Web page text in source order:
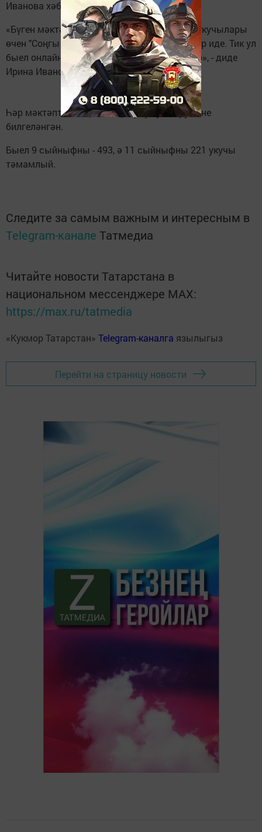
Иванова хәбәр итте.
«Бүген мәктәпләрдә чыгарылыш сыйныф укучылары
өчен "Соңгы кыңгырау" бәйрәме узган булыр иде. Тик ул
быел онлайн форматта гына узарга мәҗбүр», - диде
Ирина Иванова.
Һәр мәктәптә «Соңгы кыңгырау» уздыру көне
билгеләнгән.
Быел 9 сыйныфны - 493, ә 11 сыйныфны 221 укучы
тәмамлый.
Следите за самым важным и интересным в
Telegram-канале Татмедиа
Читайте новости Татарстана в
национальном мессенджере MАХ:
https://max.ru/tatmedia
«Кукмор Татарстан» Telegram-каналга язылыгыз
Перейти на страницу новости